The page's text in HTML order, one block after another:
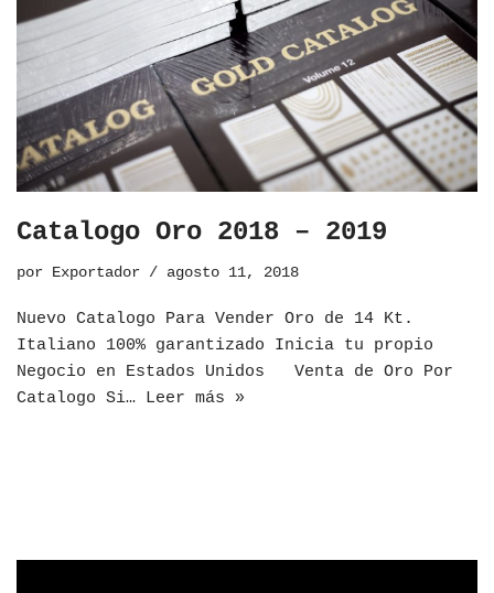
Catalogo Oro 2018 – 2019
por Exportador agosto 11, 2018
Nuevo Catalogo Para Vender Oro de 14 Kt.
Italiano 100% garantizado Inicia tu propio
Negocio en Estados Unidos Venta de Oro Por
Catalogo Si… Leer más »